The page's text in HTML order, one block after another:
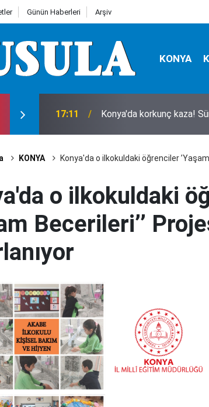
Günün Haberleri Arşiv
KONYA
16:39 Konya'daki feci TIR
KONYA Konya'da o ilkokuldaki öğrenciler
o ilkokuldaki
Becerileri’’